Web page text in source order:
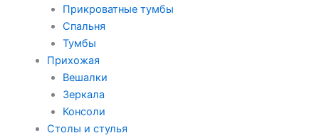
Прикроватные тумбы
Спальня
Тумбы
Прихожая
Вешалки
Зеркала
Консоли
Столы и стулья